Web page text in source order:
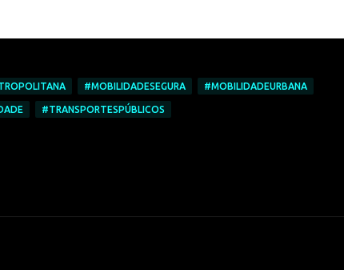
#MOBILIDADESEGURA #MOBILIDADEURBANA
#TRANSPORTESPÚBLICOS